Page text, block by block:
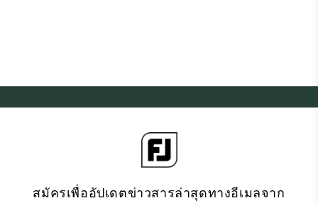
สมัครเพื่ออัปเดตข่าวสารล่าสุดทางอีเมลจาก